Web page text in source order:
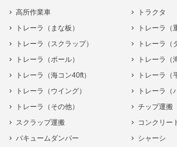
高所作業車
トラクタ
トレーラ（まな板）
トレーラ（
トレーラ（スクラップ）
トレーラ（
トレーラ（ポール）
トレーラ（
トレーラ（海コン40ft）
トレーラ（
トレーラ（ウイング）
トレーラ（
トレーラ（その他）
チップ運搬
スクラップ運搬
コンクリー
バキュームダンパー
シャーシ